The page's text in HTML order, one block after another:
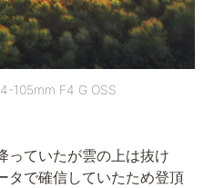
105mm F4 G OSS
っていたが雲の上は抜け
タで確信していたため登頂